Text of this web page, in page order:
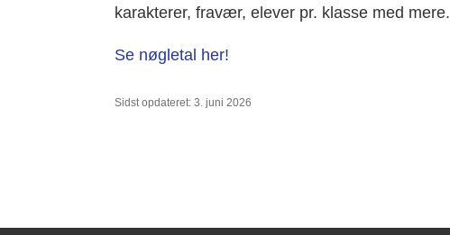
karakterer, fravær, elever pr. klasse med mere.
Se nøgletal her!
Sidst opdateret: 3. juni 2026